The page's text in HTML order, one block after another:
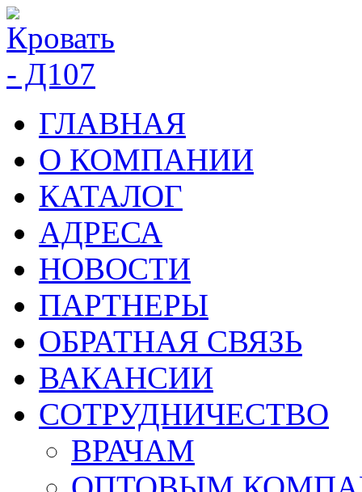
ГЛАВНАЯ
О КОМПАНИИ
КАТАЛОГ
АДРЕСА
НОВОСТИ
ПАРТНЕРЫ
ОБРАТНАЯ СВЯЗЬ
ВАКАНСИИ
СОТРУДНИЧЕСТВО
ВРАЧАМ